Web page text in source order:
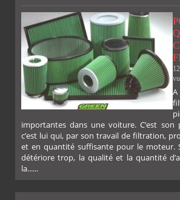
TWITTERGOOGLEPINTEREST
importantes dans une voiture. C’est
c’est lui qui, par son travail de filtration,
et en quantité suffisante pour le moteur.
détériore trop, la qualité et la quantité
la......